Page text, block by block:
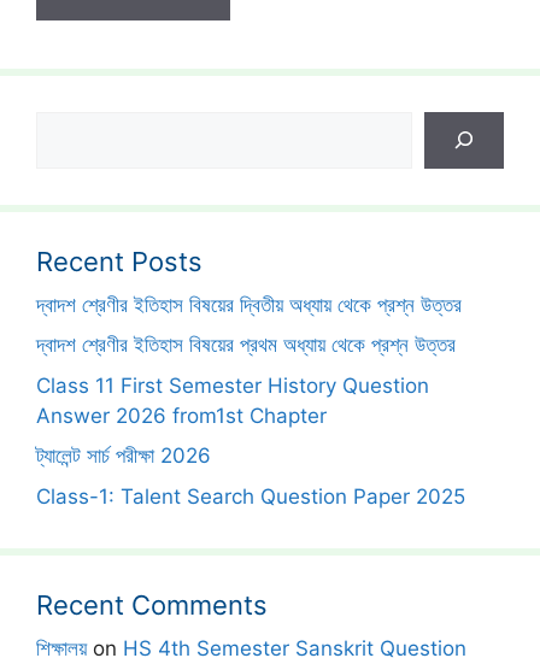
Recent Posts
দ্বাদশ শ্রেণীর ইতিহাস বিষয়ের দ্বিতীয় অধ্যায় থেকে প্রশ্ন উত্তর
দ্বাদশ শ্রেণীর ইতিহাস বিষয়ের প্রথম অধ্যায় থেকে প্রশ্ন উত্তর
Class 11 First Semester History Question
Answer 2026 from1st Chapter
ট্যালেন্ট সার্চ পরীক্ষা 2026
Class-1: Talent Search Question Paper 2025
Recent Comments
শিক্ষালয়on HS 4th Semester Sanskrit Question